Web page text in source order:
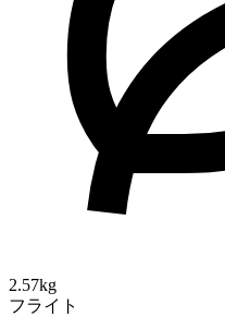
2.57kg
フライト